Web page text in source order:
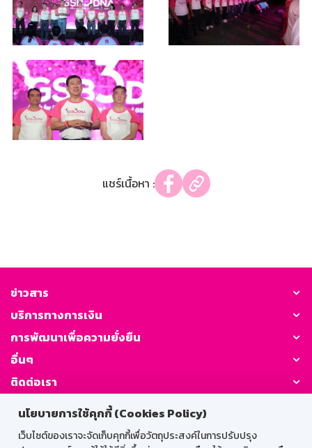
นโยบายการใช้คุกกี้ (Cookies Policy)
เว็บไซต์ของเราจะจัดเก็บคุกกี้เพื่อวัตถุประสงค์ในการปรับปรุง
แชร์เนื้อหา :
ข่าวสาร
บริการทางการเงิน
การพัฒนาเพื่อความยั่งยืน
อื่นๆ
ติดต่อเรา
GSB Society: